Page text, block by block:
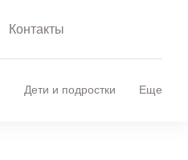
Контакты
Дети и подростки Еще